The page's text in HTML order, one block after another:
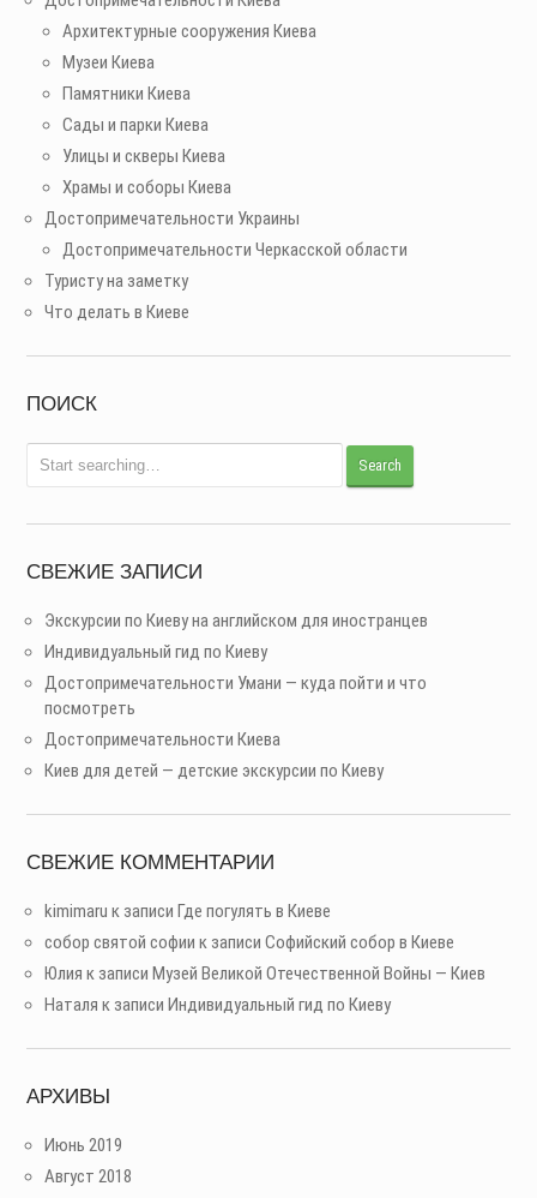
Архитектурные сооружения Киева
Музеи Киева
Памятники Киева
Сады и парки Киева
Улицы и скверы Киева
Храмы и соборы Киева
Достопримечательности Украины
Достопримечательности Черкасской области
Туристу на заметку
Что делать в Киеве
ПОИСК
СВЕЖИЕ ЗАПИСИ
Экскурсии по Киеву на английском для иностранцев
Индивидуальный гид по Киеву
Достопримечательности Умани — куда пойти и что
посмотреть
Достопримечательности Киева
Киев для детей — детские экскурсии по Киеву
СВЕЖИЕ КОММЕНТАРИИ
kimimaru к записиГде погулять в Киеве
собор святой софии к записиСофийский собор в Киеве
Юлия к записиМузей Великой Отечественной Войны — Киев
Наталя к записиИндивидуальный гид по Киеву
АРХИВЫ
Июнь 2019
Август 2018